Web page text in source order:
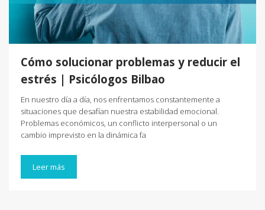
Cómo solucionar problemas y reducir el
estrés | Psicólogos Bilbao
En nuestro día a día, nos enfrentamos constantemente a
situaciones que desafían nuestra estabilidad emocional.
Problemas económicos, un conflicto interpersonal o un
cambio imprevisto en la dinámica fa
Leer más